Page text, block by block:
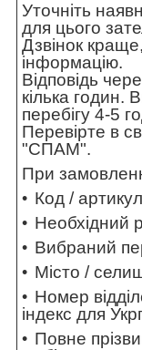
Уточніть
для цього
Дзвінок
інформацію.
Відповідь
кілька годин.
перебігу 4-5
Перевірте в
"СПАМ".
При
Код /
Необхідний
Вибраний
Місто /
Номер
індекс для
Повне